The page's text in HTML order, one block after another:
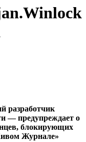
разработчик
— предупреждает о
блокирующих
Журнале»